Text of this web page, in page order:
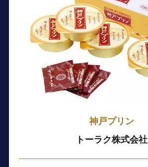
神戸プリン
トーラク株式会社